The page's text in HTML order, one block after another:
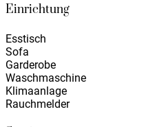
Einrichtung
Esstisch
Sofa
Garderobe
Waschmaschine
Klimaanlage
Rauchmelder